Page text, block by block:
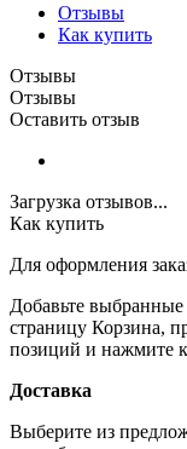
Отзывы
Как купить
Отзывы
Отзывы
Оставить отзыв
Загрузка отзывов...
Как купить
Для оформления
Добавьте выбранные
страницу Корзина,
позиций и нажмите
Доставка
Выберите из